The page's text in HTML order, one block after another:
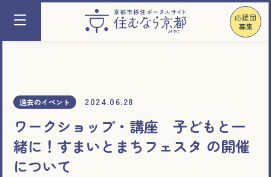
応援団
募集
過去のイベント 2024.06.28
ワークショップ・講座 子どもと一
緒に！すまいとまちフェスタ の開催
について